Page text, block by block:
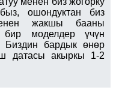
ошондуктан биз
жакшы бааны
моделдер үчүн
Биздин бардык өнөр
датасы акыркы 1-2